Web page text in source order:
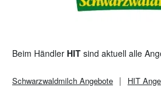
Beim Händler HIT sind aktuell alle
Schwarzwaldmilch Angebote HIT